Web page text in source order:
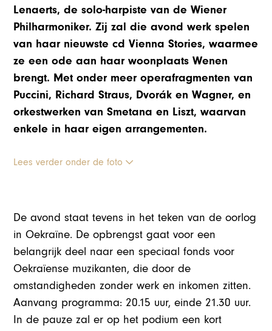
Lenaerts, de solo-harpiste van de Wiener
Philharmoniker. Zij zal die avond werk spelen
van haar nieuwste cd Vienna Stories, waarmee
ze een ode aan haar woonplaats Wenen
brengt. Met onder meer operafragmenten van
Puccini, Richard Straus, Dvorák en Wagner, en
orkestwerken van Smetana en Liszt, waarvan
enkele in haar eigen arrangementen.
Lees verder onder de foto
De avond staat tevens in het teken van de oorlog
in Oekraïne. De opbrengst gaat voor een
belangrijk deel naar een speciaal fonds voor
Oekraïense muzikanten, die door de
omstandigheden zonder werk en inkomen zitten.
Aanvang programma: 20.15 uur, einde 21.30 uur.
In de pauze zal er op het podium een kort